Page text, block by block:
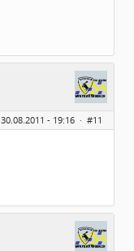
30.08.2011 - 19:16 · #11